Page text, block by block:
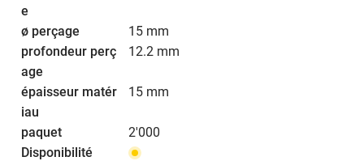
15 mm
12.2 mm
15 mm
2'000